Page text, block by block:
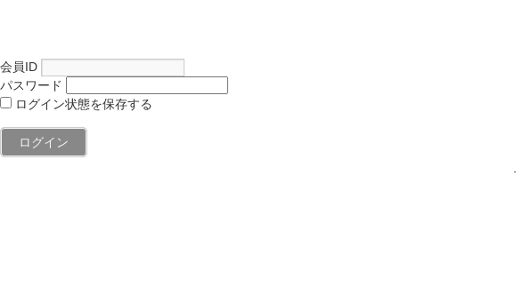
会員ID
パスワード
ログイン状態を保存する